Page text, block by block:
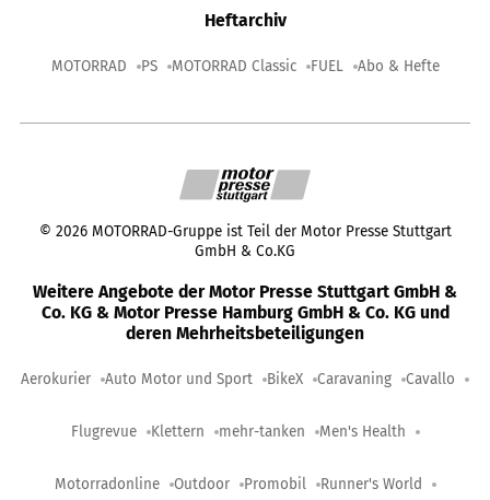
Heftarchiv
MOTORRAD PS MOTORRAD Classic FUEL Abo & Hefte
© 2026 MOTORRAD-Gruppe ist Teil der Motor Presse Stuttgart
GmbH & Co.KG
Weitere Angebote der Motor Presse Stuttgart GmbH &
Co. KG & Motor Presse Hamburg GmbH & Co. KG und
deren Mehrheitsbeteiligungen
Aerokurier Auto Motor und Sport BikeX Caravaning Cavallo
Flugrevue Klettern mehr-tanken Men's Health
Motorradonline Outdoor Promobil Runner's World